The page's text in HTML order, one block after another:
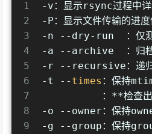
1
2
3
4
5
6
7
8
9
-v：显示rsync过程中详
-P：显示文件传输的进
-n --dry-run  ：仅测
-a --archive  ：归档模
-r --recursive：递归
-t -- times ：保持
：**检查出
-o --owner：保持
-g --group：保持